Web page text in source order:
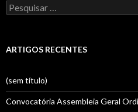
P
e
u
a
r
p
ARTIGOS RECENTES
(sem título)
Convocatória Assembleia Geral